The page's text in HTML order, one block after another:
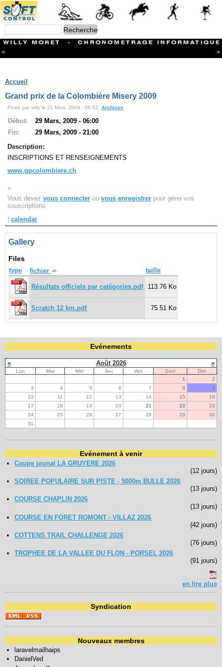
= =
Branches
CONTACT
FriRun Cup
Ski ALPIN
Triathlon
Ski Nordique
Courses à pieds
VTT
Athlétisme
Caisse à savon
Hippisme
Marche
Archives
recherche
messages récents
Ouverture de session
Nom d'utilisateur:
Mot de passe:
Demander un nouveau mot de passe
Accueil
Grand prix de la Colombière Misery 2009
Posté par willy le 21 Mars, 2009 - 08:52. Archives
Début:
29 Mars, 2009 - 06:00
Fin:
29 Mars, 2009 - 21:00
Description:
INSCRIPTIONS ET RENSEIGNEMENTS
www.gpcolombiere.ch
»
Vous devez vous connecter ou vous enregistrer pour gérer vos
souscriptions
calendar
Gallery
Files
type fichier taille
Résultats officiels par catégories.pdf 113.76 Ko
Scratch 12 km.pdf 75.51 Ko
Evénements
« Août 2026 »
Lun Mar Mer Jeu Ven Sam
Dim
1
2
3
4 5 6 7 8
9
10
11 12 13 14 15
16
17
18 19 20 21 22
23
24
25 26 27 28 29
30
31
Evénement à venir
Coupe jounal LA GRUYERE 2026
(12 jours)
SOIREE POPULAIRE SUR PISTE - 5000m BULLE 2026
(13 jours)
COURSE CHAPLIN 2026
(13 jours)
COURSE EN FORET ROMONT - VILLAZ 2026
(42 jours)
COTTENS TRAIL CHALLENGE 2026
(76 jours)
TROPHEE DE LA VALLEE DU FLON - PORSEL 2026
(91 jours)
en lire plus
Syndication
Nouveaux membres
laravelmailhaips
DanielVed